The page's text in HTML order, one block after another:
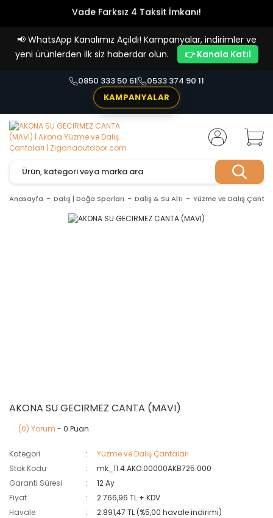
Vade Farksız 4 Taksit İmkanı!
📢 WhatsApp Kanalımız Açıldı! Kampanyalar, indirimler ve
yeni ürünlerden ilk siz haberdar olun.
👉 Kanala Katıl
0850 333 50 61
0533 374 90 11
KAMPANYALAR
Anasayfa Dalış | Doğa Sporları Dalış & Su Altı Yüzme ve Dalış
AKONA SU GECIRMEZ CANTA (MAVI)
(0) Yorum - 0 Puan
Kategori
Yüzme ve Dalış Çantaları
Stok Kodu
mk_11.4.AKO.00000AKB725.000
Garanti Süresi
12 Ay
Fiyat
2.766,96 TL + KDV
Havale
2.891,47 TL (%5,00 havale indirimi)